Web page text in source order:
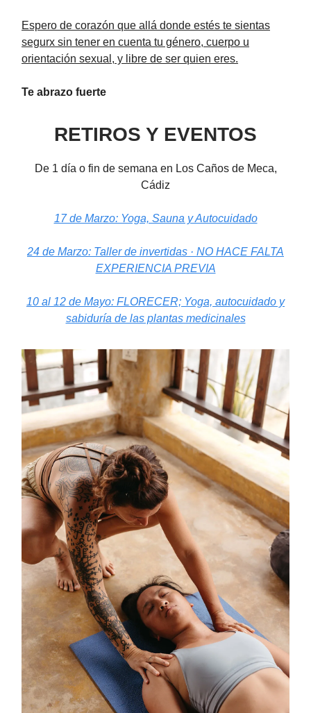
Espero de corazón que allá donde estés te sientas
segurx sin tener en cuenta tu género, cuerpo u
orientación sexual, y libre de ser quien eres.
Te abrazo fuerte
RETIROS Y EVENTOS
De 1 día o fin de semana en Los Caños de Meca,
Cádiz
17 de Marzo: Yoga, Sauna y Autocuidado
24 de Marzo: Taller de invertidas · NO HACE FALTA
EXPERIENCIA PREVIA
10 al 12 de Mayo: FLORECER; Yoga, autocuidado y
sabiduría de las plantas medicinales